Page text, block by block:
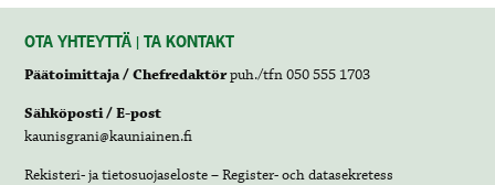
OTA YHTEYTTÄ | TA KONTAKT
Päätoimittaja / Chefredaktörpuh./tfn 050 555 1703
Sähköposti / E-post
kaunisgrani@kauniainen.fi
Rekisteri- ja tietosuojaseloste – Register- och datasekretess